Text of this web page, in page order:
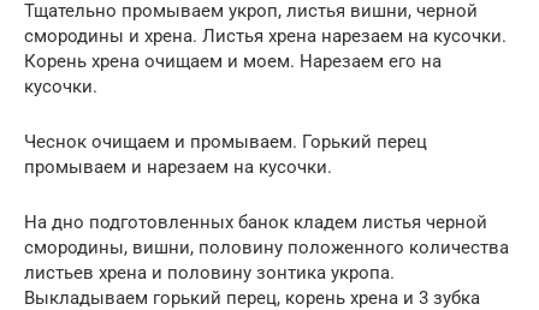
Тщательно промываем укроп, листья вишни, черной
смородины и хрена. Листья хрена нарезаем на кусочки.
Корень хрена очищаем и моем. Нарезаем его на
кусочки.
Чеснок очищаем и промываем. Горький перец
промываем и нарезаем на кусочки.
На дно подготовленных банок кладем листья черной
смородины, вишни, половину положенного количества
листьев хрена и половину зонтика укропа.
Выкладываем горький перец, корень хрена и 3 зубка